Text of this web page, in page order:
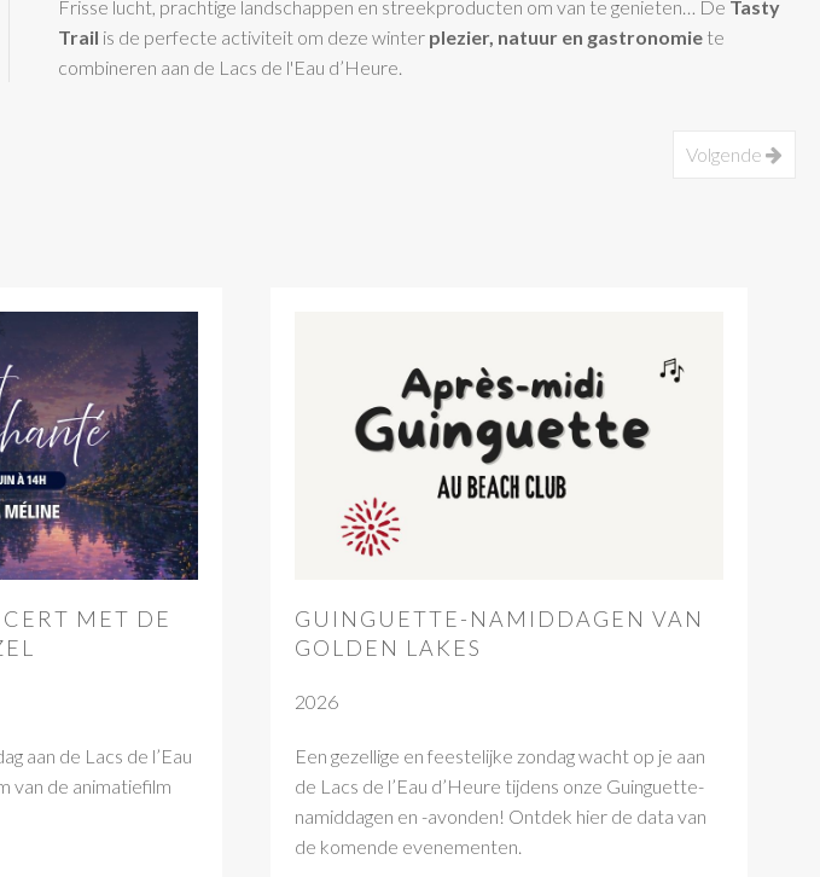
Frisse lucht, prachtige landschappen en streekproducten om van te genieten… De Tasty
Trail is de perfecte activiteit om deze winter plezier, natuur en gastronomie te
combineren aan de Lacs de l'Eau d’Heure.
Volgende
MET DE
aan de Lacs de l’Eau
van de animatiefilm
GUINGUETTE-NAMIDDAGEN VAN
GOLDEN LAKES
2026
Een gezellige en feestelijke zondag wacht op je aan
de Lacs de l’Eau d’Heure tijdens onze Guinguette-
namiddagen en -avonden! Ontdek hier de data van
de komende evenementen.